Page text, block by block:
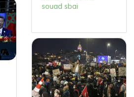
souad sbai